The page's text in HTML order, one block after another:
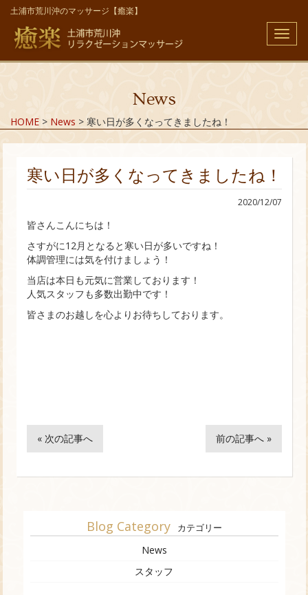
土浦市荒川沖のマッサージ【癒楽】
メ
ニ
ュ
News
HOME > News > 寒い日が多くなってきましたね！
寒い日が多くなってきましたね！
2020/12/07
皆さんこんにちは！
さすがに12月となると寒い日が多いですね！
体調管理には気を付けましょう！
当店は本日も元気に営業しております！
人気スタッフも多数出勤中です！
皆さまのお越しを心よりお待ちしております。
« 次の記事へ 前の記事へ »
Blog Category カテゴリー
News
スタッフ